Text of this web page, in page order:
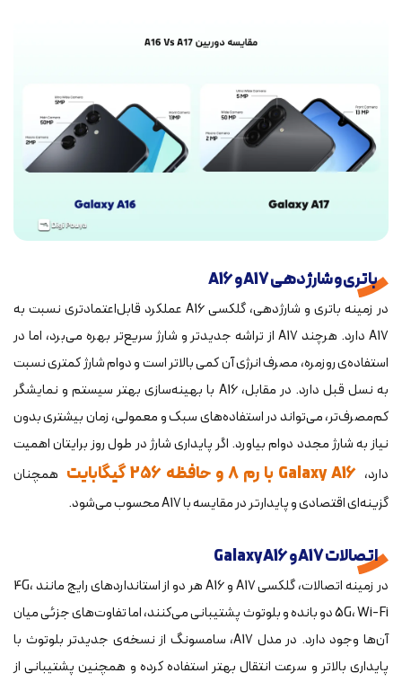
باتری و شارژدهی A17 و A16
در زمینه باتری و شارژدهی، گلکسی A16 عملکرد قابل‌اعتمادتری نسبت به
A17 دارد. هرچند A17 از تراشه جدیدتر و شارژ سریع‌تر بهره می‌برد، اما در
استفاده‌ی روزمره، مصرف انرژی آن کمی بالاتر است و دوام شارژ کمتری نسبت
به نسل قبل دارد. در مقابل، A16 با بهینه‌سازی بهتر سیستم و نمایشگر
کم‌مصرف‌تر، می‌تواند در استفاده‌های سبک و معمولی، زمان بیشتری بدون
نیاز به شارژ مجدد دوام بیاورد. اگر پایداری شارژ در طول روز برایتان اهمیت
دارد، Galaxy A16 با رم 8 و حافظه 256 گیگابایت
همچنان
گزینه‌ای اقتصادی و پایدارتر در مقایسه با A17 محسوب می‌شود.
اتصالات A17 و Galaxy A16
در زمینه اتصالات، گلکسی A17 و A16 هر دو از استانداردهای رایج مانند 4G،
5G، Wi-Fi دو بانده و بلوتوث پشتیبانی می‌کنند، اما تفاوت‌های جزئی میان
آن‌ها وجود دارد. در مدل A17، سامسونگ از نسخه‌ی جدیدتر بلوتوث با
پایداری بالاتر و سرعت انتقال بهتر استفاده کرده و همچنین پشتیبانی از